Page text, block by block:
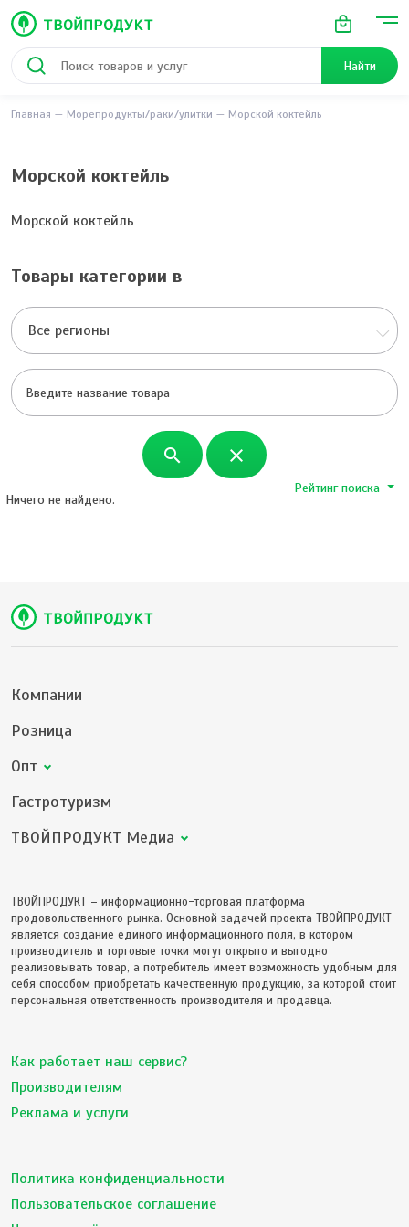
Найти
Главная Морепродукты/раки/улитки Морской коктейль
Морской коктейль
Морской коктейль
Товары категории в
Все регионы
search close
Рейтинг поиска
Ничего не найдено.
Компании
Розница
Опт
Гастротуризм
ТВОЙПРОДУКТ Медиа
ТВОЙПРОДУКТ – информационно-торговая платформа
продовольственного рынка. Основной задачей проекта ТВОЙПРОДУКТ
является создание единого информационного поля, в котором
производитель и торговые точки могут открыто и выгодно
реализовывать товар, а потребитель имеет возможность удобным для
себя способом приобретать качественную продукцию, за которой стоит
персональная ответственность производителя и продавца.
Как работает наш сервис?
Производителям
Реклама и услуги
Политика конфиденциальности
Пользовательское соглашение